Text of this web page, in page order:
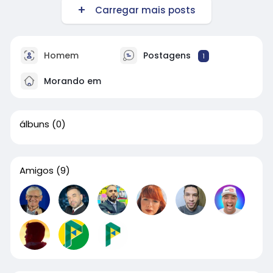
Carregar mais posts
Homem Postagens 1
Morando em
álbuns (0)
Amigos (9)